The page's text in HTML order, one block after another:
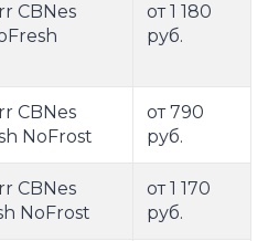
CBNes
от 1 180
руб.
CBNes
NoFrost
от 790
руб.
CBNes
NoFrost
от 1 170
руб.